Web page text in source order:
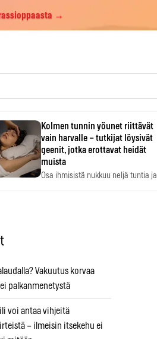
→
Kolmen tunnin yöunet riittävät
vain harvalle – tutkijat löysivät
geenit, jotka erottavat heidät
muista
Osa ihmisistä nukkuu neljä tuntia ja
Vakuutus korvaa
palkanmenetystä
voi antaa vihjeitä
– ilmeisin itsekehu ei